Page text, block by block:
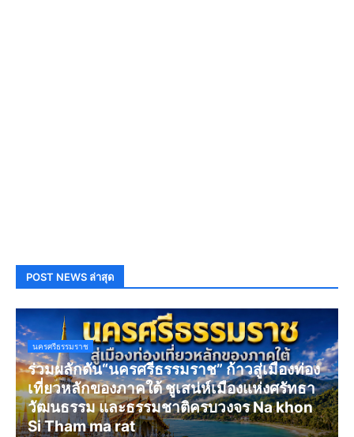
POST NEWS ล่าสุด
นครศรีธรรมราช
ร่วมผลักดัน“นครศรีธรรมราช” ก้าวสู่เมืองท่อง
เที่ยวหลักของภาคใต้ ชูเสน่ห์เมืองแห่งศรัทธา
วัฒนธรรม และธรรมชาติครบวงจร Na khon
Si Tham ma rat